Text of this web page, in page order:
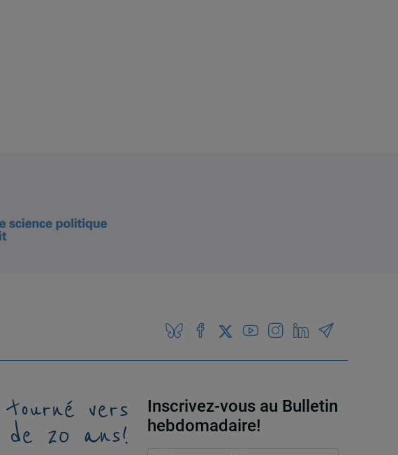
vers
de 20 ans!
Inscrivez-vous au Bulletin
hebdomadaire!